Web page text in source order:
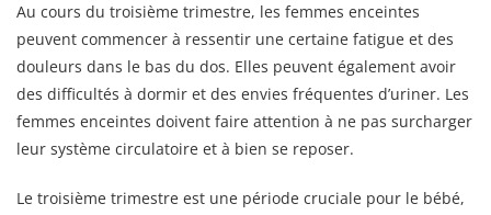
Au cours du troisième trimestre, les femmes enceintes
peuvent commencer à ressentir une certaine fatigue et des
douleurs dans le bas du dos. Elles peuvent également avoir
des difficultés à dormir et des envies fréquentes d’uriner. Les
femmes enceintes doivent faire attention à ne pas surcharger
leur système circulatoire et à bien se reposer.
Le troisième trimestre est une période cruciale pour le bébé,